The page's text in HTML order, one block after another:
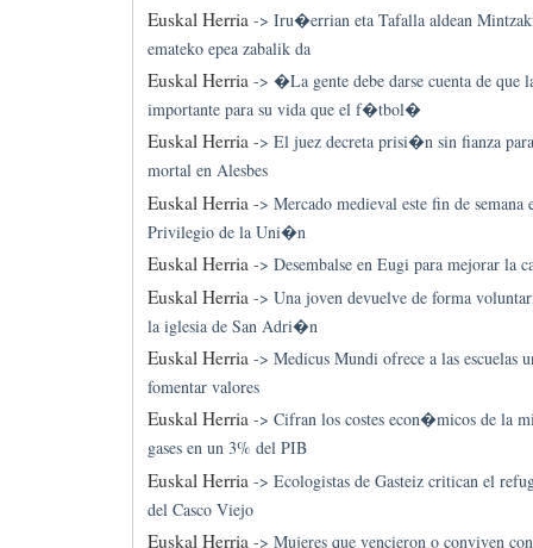
Euskal Herria -> Iru�errian eta Tafalla aldean
emateko epea zabalik da
Euskal Herria-> �La gente debe darse cuenta de que
importante para su vida que el f�tbol�
Euskal Herria-> El juez decreta prisi�n sin fianza
mortal en Alesbes
Euskal Herria -> Mercado medieval este fin de
Privilegio de la Uni�n
Euskal Herria-> Desembalse en Eugi para mejorar la
Euskal Herria -> Una joven devuelve de forma
la iglesia de San Adri�n
Euskal Herria-> Medicus Mundi ofrece a las escuelas
fomentar valores
Euskal Herria-> Cifran los costes econ�micos de la
gases en un 3% del PIB
Euskal Herria -> Ecologistas de Gasteiz critican el
del Casco Viejo
Euskal Herria-> Mujeres que vencieron o conviven